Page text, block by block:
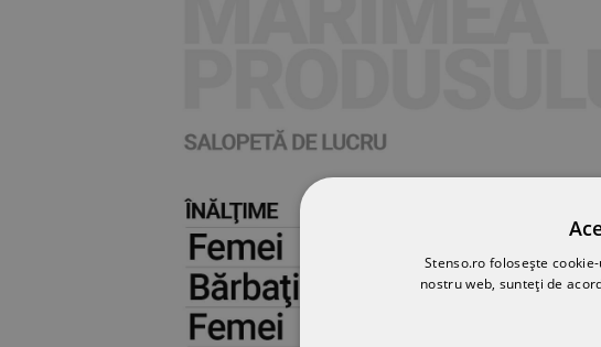
Stenso.ro folosește
nostru web, sunteți de